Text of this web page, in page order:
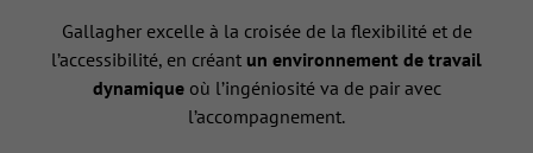
Gallagher excelle à la croisée de la flexibilité et de
l’accessibilité, en créant un environnement de travail
dynamique où l’ingéniosité va de pair avec
l’accompagnement.